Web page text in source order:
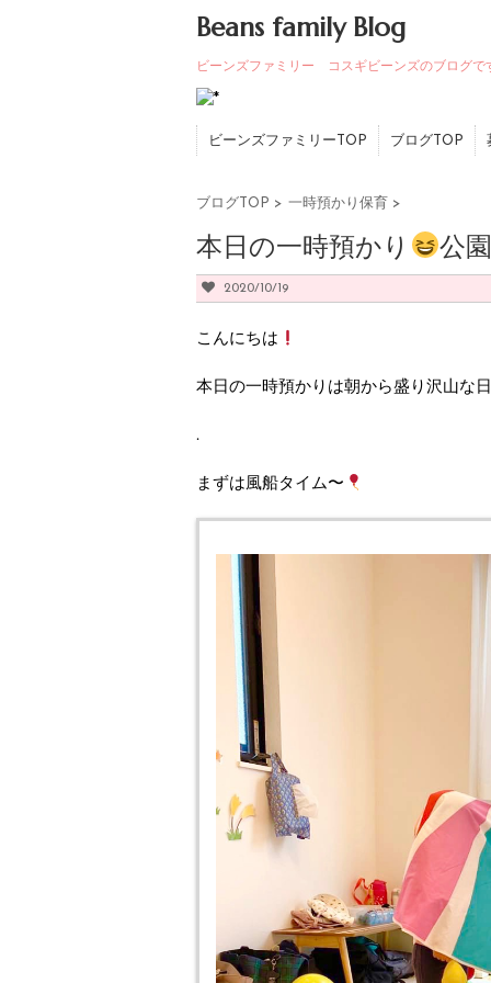
Beans family Blog
ビーンズファミリー コスギビーンズのブログで
ビーンズファミリーTOP ブログTOP
ブログTOP > 一時預かり保育 >
本日の一時預かり 公
2020/10/19
こんにちは
本日の一時預かりは朝から盛り沢山な
.
まずは風船タイム〜